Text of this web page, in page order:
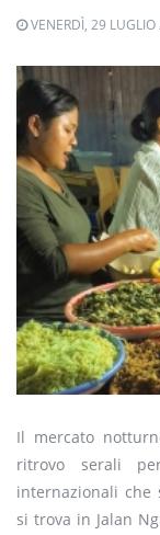
VENERDÌ, 29
Il mercato
ritrovo serali
internazionali che
si trova in Jalan